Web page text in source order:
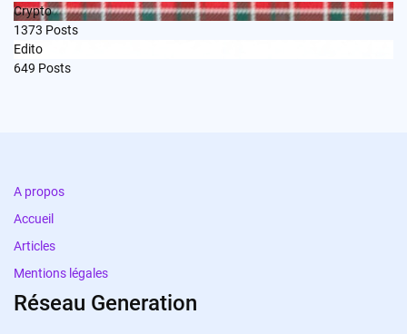
Crypto
1373 Posts
Edito
649 Posts
A propos
Accueil
Articles
Mentions légales
Réseau Generation